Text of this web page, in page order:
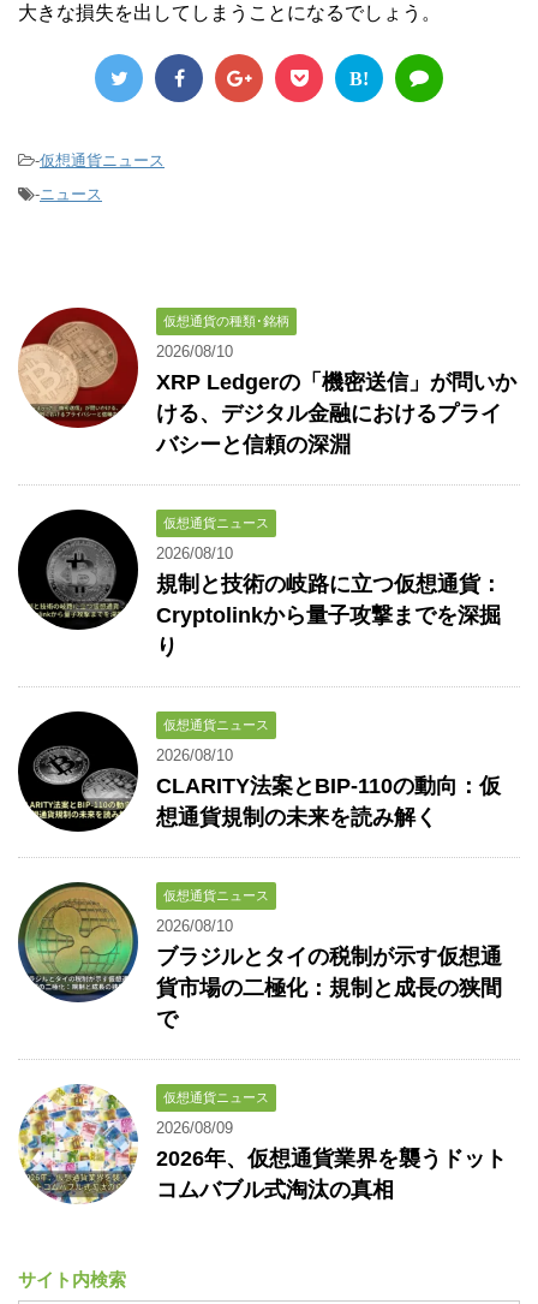
大きな損失を出してしまうことになるでしょう。
B!
-仮想通貨ニュース
-ニュース
仮想通貨の種類･銘柄
2026/08/10
XRP Ledgerの「機密送信」が問いか
ける、デジタル金融におけるプライ
バシーと信頼の深淵
仮想通貨ニュース
2026/08/10
規制と技術の岐路に立つ仮想通貨：
Cryptolinkから量子攻撃までを深掘
り
仮想通貨ニュース
2026/08/10
CLARITY法案とBIP-110の動向：仮
想通貨規制の未来を読み解く
仮想通貨ニュース
2026/08/10
ブラジルとタイの税制が示す仮想通
貨市場の二極化：規制と成長の狭間
で
仮想通貨ニュース
2026/08/09
2026年、仮想通貨業界を襲うドット
コムバブル式淘汰の真相
サイト内検索